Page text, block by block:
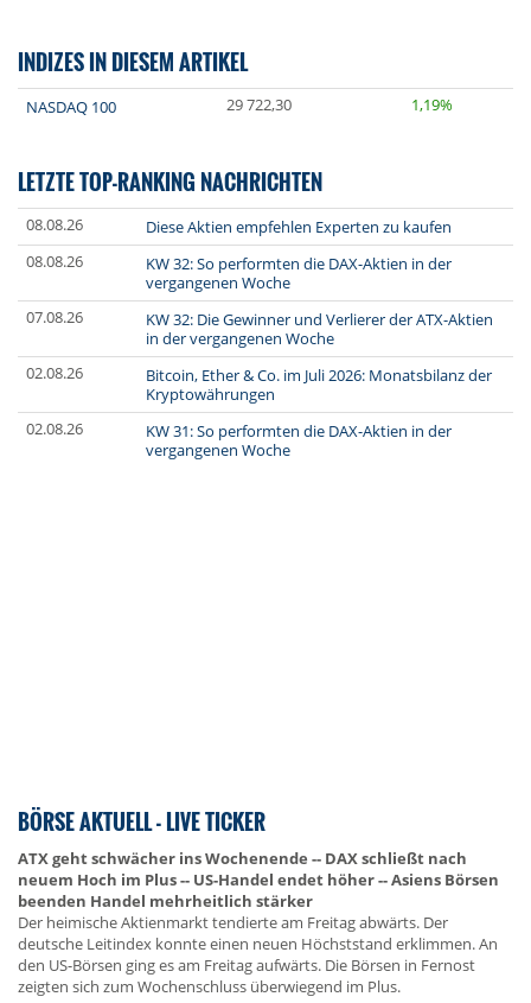
INDIZES IN DIESEM ARTIKEL
NASDAQ 100 29 722,30 1,19%
LETZTE TOP-RANKING NACHRICHTEN
08.08.26
Diese Aktien empfehlen Experten zu kaufen
08.08.26
KW 32: So performten die DAX-Aktien in der
vergangenen Woche
07.08.26
KW 32: Die Gewinner und Verlierer der ATX-Aktien
in der vergangenen Woche
02.08.26
Bitcoin, Ether & Co. im Juli 2026: Monatsbilanz der
Kryptowährungen
02.08.26
KW 31: So performten die DAX-Aktien in der
vergangenen Woche
BÖRSE AKTUELL - LIVE TICKER
ATX geht schwächer ins Wochenende -- DAX schließt nach
neuem Hoch im Plus -- US-Handel endet höher -- Asiens Börsen
beenden Handel mehrheitlich stärker
Der heimische Aktienmarkt tendierte am Freitag abwärts. Der
deutsche Leitindex konnte einen neuen Höchststand erklimmen. An
den US-Börsen ging es am Freitag aufwärts. Die Börsen in Fernost
zeigten sich zum Wochenschluss überwiegend im Plus.